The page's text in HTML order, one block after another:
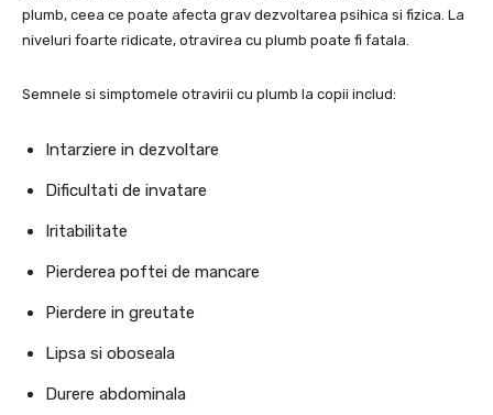
plumb, ceea ce poate afecta grav dezvoltarea psihica si fizica. La
niveluri foarte ridicate, otravirea cu plumb poate fi fatala.
Semnele si simptomele otravirii cu plumb la copii includ:
Intarziere in dezvoltare
Dificultati de invatare
Iritabilitate
Pierderea poftei de mancare
Pierdere in greutate
Lipsa si oboseala
Durere abdominala